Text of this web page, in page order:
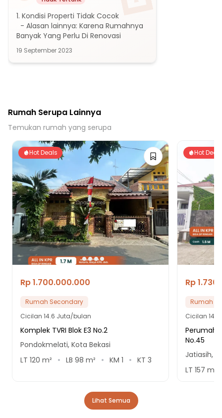
1. Kondisi Properti Tidak Cocok
  - Alasan lainnya: Karena Rumahnya
Banyak Yang Perlu Di Renovasi
19 September 2023
Rumah Serupa Lainnya
Temukan rumah yang serupa
Hot Deals
Rp 1.700.000.000
Rumah Secondary
Cicilan 14.6 Juta/bulan
Komplek TVRI Blok E3 No.2
Pondokmelati, Kota Bekasi
LT 120 m² LB 98 m² KM 1 KT 3
Hot Deals
Rp
Rumah
Cicilan
No.45
Jatiasih,
LT 157 m²
Lihat Semua